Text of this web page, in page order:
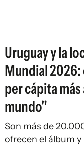
Uruguay y la
Mundial 2026:
per cápita
mundo"
Son más de
ofrecen el álbum